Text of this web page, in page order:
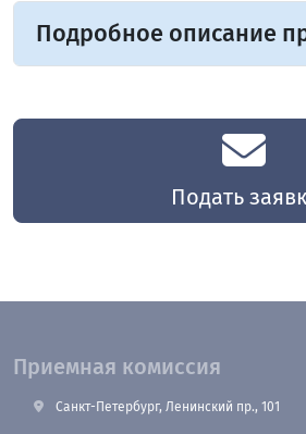
Подробное описание
Подать
Приемная комиссия
Санкт-Петербург, Ленинский пр., 101